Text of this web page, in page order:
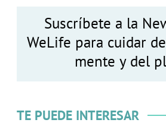
Suscríbete a la
WeLife para cuidar
mente y del
TE PUEDE INTERESAR